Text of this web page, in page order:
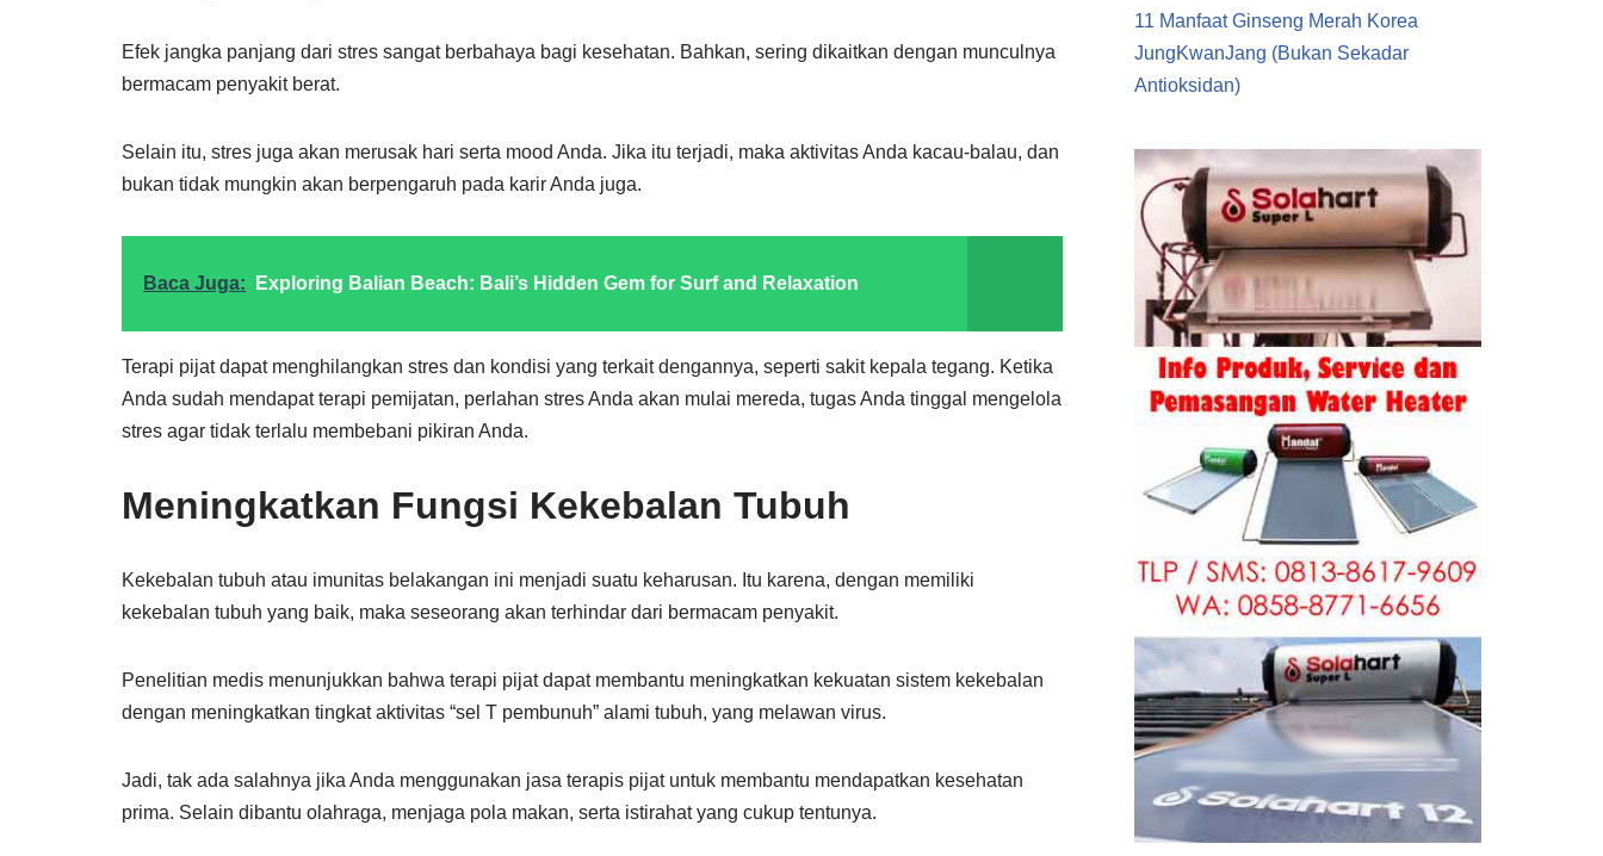
Efek jangka panjang dari stres sangat berbahaya bagi kesehatan. Bahkan, sering dikaitkan dengan munculnya
bermacam penyakit berat.
Selain itu, stres juga akan merusak hari serta mood Anda. Jika itu terjadi, maka aktivitas Anda kacau-balau, dan
bukan tidak mungkin akan berpengaruh pada karir Anda juga.
Baca Juga: Exploring Balian Beach: Bali’s Hidden Gem for Surf and Relaxation
Terapi pijat dapat menghilangkan stres dan kondisi yang terkait dengannya, seperti sakit kepala tegang. Ketika
Anda sudah mendapat terapi pemijatan, perlahan stres Anda akan mulai mereda, tugas Anda tinggal mengelola
stres agar tidak terlalu membebani pikiran Anda.
Meningkatkan Fungsi Kekebalan Tubuh
Kekebalan tubuh atau imunitas belakangan ini menjadi suatu keharusan. Itu karena, dengan memiliki
kekebalan tubuh yang baik, maka seseorang akan terhindar dari bermacam penyakit.
Penelitian medis menunjukkan bahwa terapi pijat dapat membantu meningkatkan kekuatan sistem kekebalan
dengan meningkatkan tingkat aktivitas “sel T pembunuh” alami tubuh, yang melawan virus.
Jadi, tak ada salahnya jika Anda menggunakan jasa terapis pijat untuk membantu mendapatkan kesehatan
prima. Selain dibantu olahraga, menjaga pola makan, serta istirahat yang cukup tentunya.
11 Manfaat Ginseng Merah Korea
JungKwanJang (Bukan Sekadar
Antioksidan)